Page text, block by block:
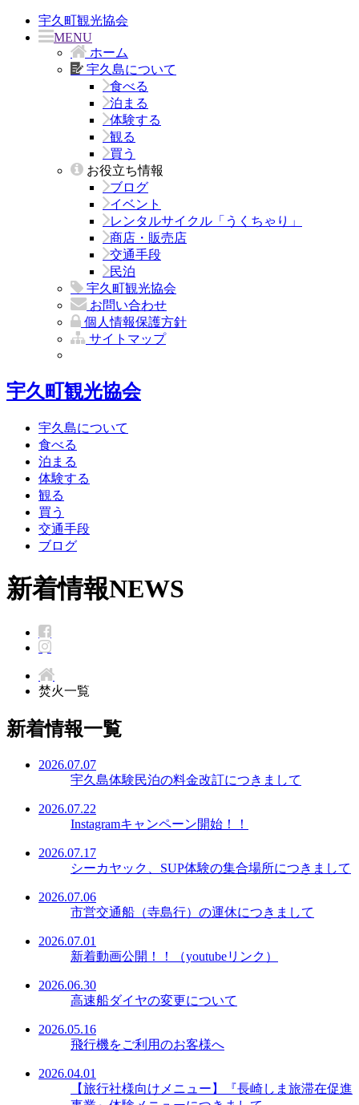
宇久町観光協会
MENU
ホーム
宇久島について
食べる
泊まる
体験する
観る
買う
お役立ち情報
ブログ
イベント
レンタルサイクル「うくちゃり」
商店・販売店
交通手段
民泊
宇久町観光協会
お問い合わせ
個人情報保護方針
サイトマップ
宇久町観光協会
宇久島について
食べる
泊まる
体験する
観る
買う
交通手段
ブログ
新着情報NEWS
焚火一覧
新着情報一覧
2026.07.07
宇久島体験民泊の料金改訂につきまして
2026.07.22
Instagramキャンペーン開始！！
2026.07.17
シーカヤック、SUP体験の集合場所につきまして
2026.07.06
市営交通船（寺島行）の運休につきまして
2026.07.01
新着動画公開！！（youtubeリンク）
2026.06.30
高速船ダイヤの変更について
2026.05.16
飛行機をご利用のお客様へ
2026.04.01
【旅行社様向けメニュー】『長崎しま旅滞在促進